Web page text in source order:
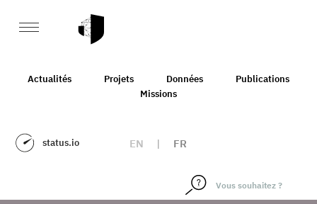
Actualités Projets Données
Publications
Missions
status.io EN | FR